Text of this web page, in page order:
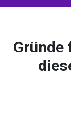
Gründe